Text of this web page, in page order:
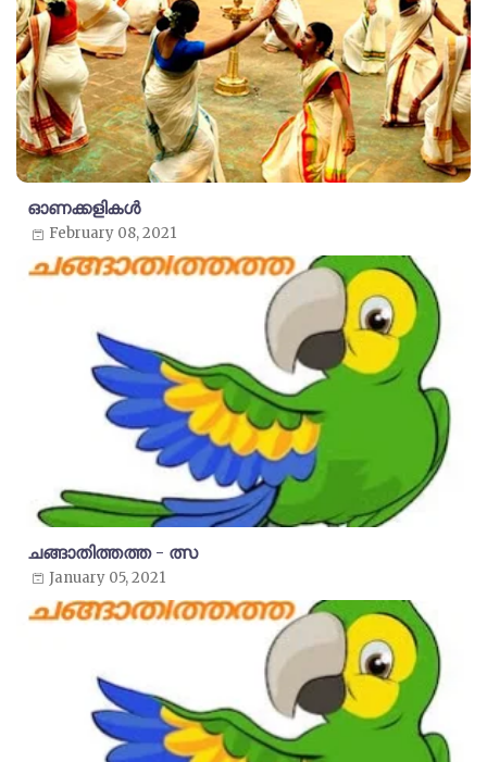
ഓണക്കളികൾ
February 08, 2021
ചങ്ങാതിത്തത്ത - ത്സ
January 05, 2021